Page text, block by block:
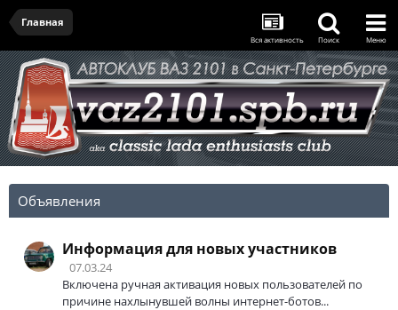
Главная
Вся активность Поиск Меню
Объявления
Информация для новых участников
07.03.24
Включена ручная активация новых пользователей по
причине нахлынувшей волны интернет-ботов...